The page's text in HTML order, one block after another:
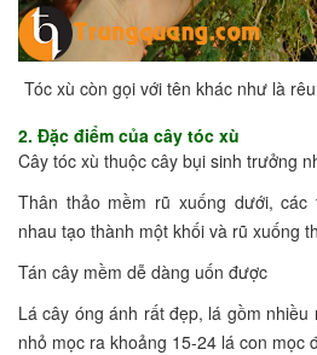
Tóc xù còn gọi với tên khác như là
2. Đặc điểm của cây tóc xù
Cây tóc xù thuộc cây bụi sinh trưởng
Thân thảo mềm rũ xuống dưới, các
nhau tạo thành một khối và rũ xuống
Tán cây mềm dễ dàng uốn được
Lá cây óng ánh rất đẹp, lá gồm nhiều
nhỏ mọc ra khoảng 15-24 lá con mọc